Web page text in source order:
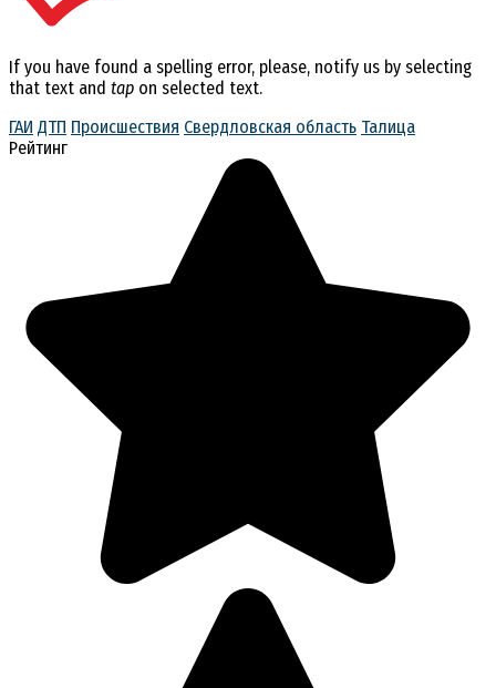
If you have found a spelling error, please, notify us by selecting
that text and tap on selected text.
ГАИ ДТП Происшествия Свердловская область Талица
Рейтинг